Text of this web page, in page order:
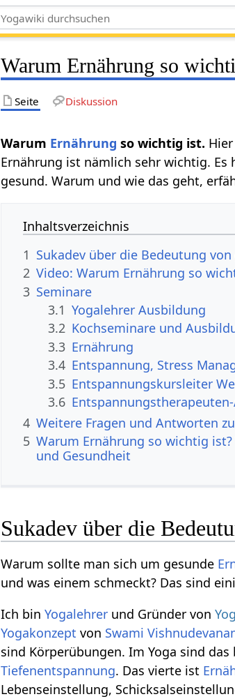
Warum Ernährung so
Seite Diskussion
Warum Ernährung so wichtig ist.
Ernährung ist nämlich sehr wichtig.
gesund. Warum und wie das geht,
Inhaltsverzeichnis
1 Sukadev über die Bedeutung
2 Video: Warum Ernährung so
3 Seminare
3.1 Yogalehrer Ausbildung
3.2 Kochseminare und
3.3 Ernährung
3.4 Entspannung, Stress
3.5 Entspannungskursleiter
3.6
4 Weitere Fragen und Antworten
5 Warum Ernährung so wichtig
und Gesundheit
Sukadev über die
Warum sollte man sich um gesunde
und was einem schmeckt? Das sind
Ich binYogalehrer und Gründer von
Yogakonzept von Swami
sind Körperübungen. Im Yoga sind
Tiefenentspannung. Das vierte ist
Lebenseinstellung,